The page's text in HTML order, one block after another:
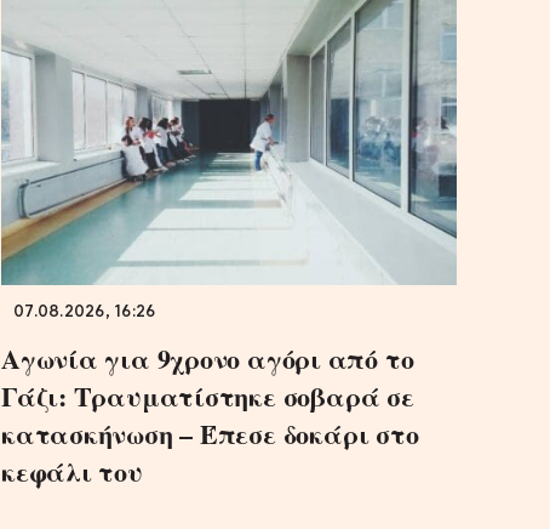
07.08.2026, 16:26
Αγωνία για 9χρονο αγόρι από το
Γάζι: Τραυματίστηκε σοβαρά σε
κατασκήνωση – Έπεσε δοκάρι στο
κεφάλι του